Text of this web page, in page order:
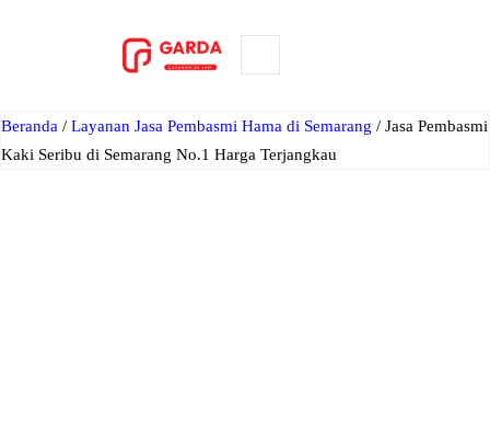
Beranda / Layanan Jasa Pembasmi Hama di Semarang / Jasa Pembasmi
Kaki Seribu di Semarang No.1 Harga Terjangkau